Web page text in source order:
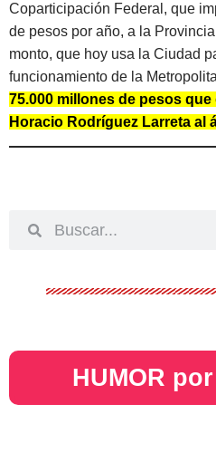
Coparticipación Federal, que
de pesos por año, a la
monto, que hoy usa la Ciudad
funcionamiento de la
75.000 millones de pesos
Horacio Rodríguez Larreta al
HUMOR